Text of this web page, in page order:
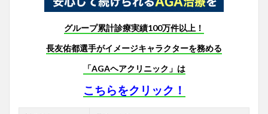
グループ累計診療実績100万件以上！
長友佑都選手がイメージキャラクターを務める
「AGAヘアクリニック」は
こちらをクリック！